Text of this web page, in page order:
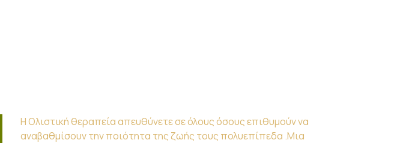
Η Ολιστική θεραπεία απευθύνετε σε όλους όσους επιθυμούν να
αναβαθμίσουν την ποιότητα της ζωής τους πολυεπίπεδα .Μια